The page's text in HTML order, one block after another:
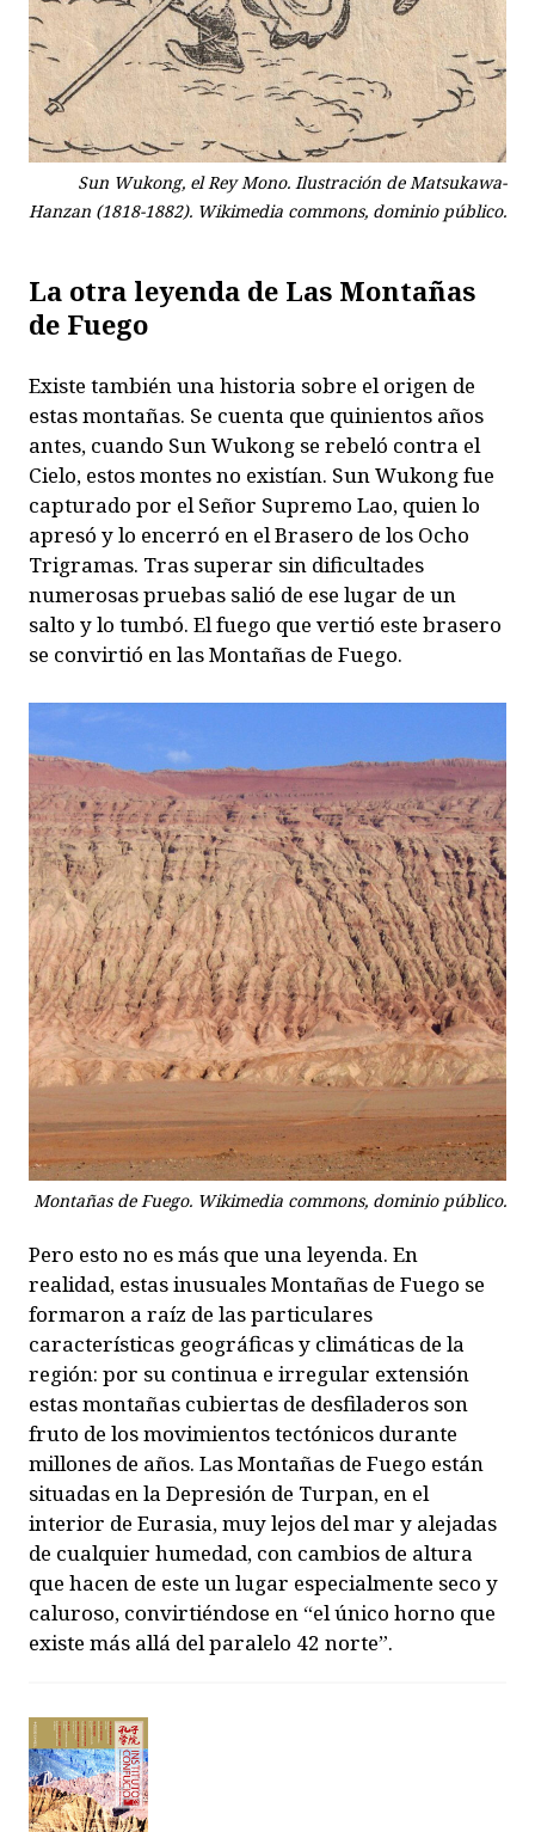
Sun Wukong, el Rey Mono. Ilustración de Matsukawa-
Hanzan (1818-1882). Wikimedia commons, dominio público.
La otra leyenda de Las Montañas
de Fuego
Existe también una historia sobre el origen de
estas montañas. Se cuenta que quinientos años
antes, cuando Sun Wukong se rebeló contra el
Cielo, estos montes no existían. Sun Wukong fue
capturado por el Señor Supremo Lao, quien lo
apresó y lo encerró en el Brasero de los Ocho
Trigramas. Tras superar sin dificultades
numerosas pruebas salió de ese lugar de un
salto y lo tumbó. El fuego que vertió este brasero
se convirtió en las Montañas de Fuego.
Montañas de Fuego. Wikimedia commons, dominio público.
Pero esto no es más que una leyenda. En
realidad, estas inusuales Montañas de Fuego se
formaron a raíz de las particulares
características geográficas y climáticas de la
región: por su continua e irregular extensión
estas montañas cubiertas de desfiladeros son
fruto de los movimientos tectónicos durante
millones de años. Las Montañas de Fuego están
situadas en la Depresión de Turpan, en el
interior de Eurasia, muy lejos del mar y alejadas
de cualquier humedad, con cambios de altura
que hacen de este un lugar especialmente seco y
caluroso, convirtiéndose en “el único horno que
existe más allá del paralelo 42 norte”.